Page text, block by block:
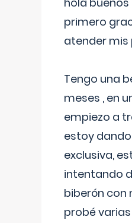
primero
atender mis
Tengo una
meses , en
empiezo a
estoy
exclusiva,
intentando
biberón con
probé